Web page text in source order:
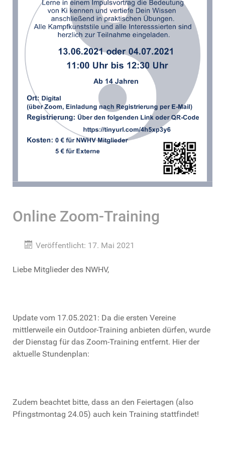
Online Zoom-Training
Veröffentlicht: 17. Mai 2021
Liebe Mitglieder des NWHV,
Update vom 17.05.2021: Da die ersten Vereine
mittlerweile ein Outdoor-Training anbieten dürfen, wurde
der Dienstag für das Zoom-Training entfernt. Hier der
aktuelle Stundenplan:
Zudem beachtet bitte, dass an den Feiertagen (also
Pfingstmontag 24.05) auch kein Training stattfindet!